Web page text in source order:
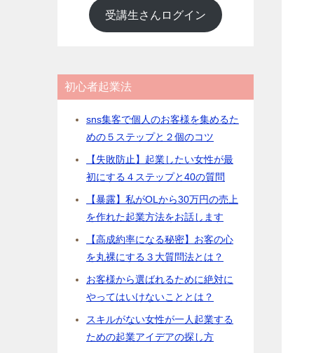
受講生さんログイン
初心者起業法
sns集客で個人のお客様を集めるた
めの５ステップと２個のコツ
【失敗防止】起業したい女性が最
初にする４ステップと40の質問
【暴露】私がOLから30万円の売上
を作れた起業方法をお話します
【高成約率になる秘密】お客の心
を丸裸にする３大質問法とは？
お客様から選ばれるために絶対に
やってはいけないこととは？
スキルがない女性が一人起業する
ための起業アイデアの探し方